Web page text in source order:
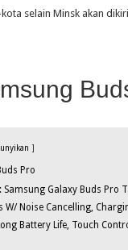
selain Minsk akan
Pro
Galaxy Buds Pro
W/ Noise Cancelling,
Battery Life, Touch